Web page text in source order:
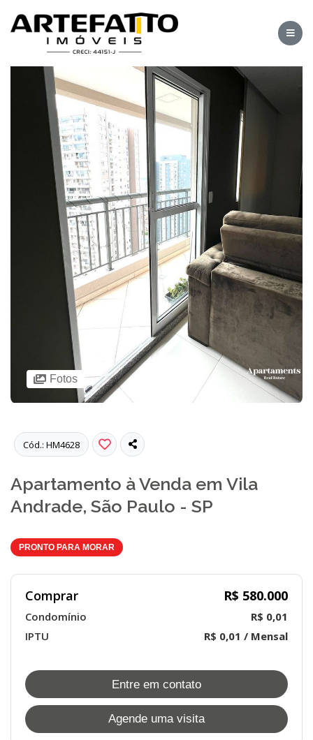
Fotos
Cód.: HM4628
Apartamento à Venda em Vila
Andrade, São Paulo - SP
PRONTO PARA MORAR
Comprar R$ 580.000
Condomínio
R$ 0,01
IPTU
R$ 0,01 / Mensal
Entre em contato
Agende uma visita